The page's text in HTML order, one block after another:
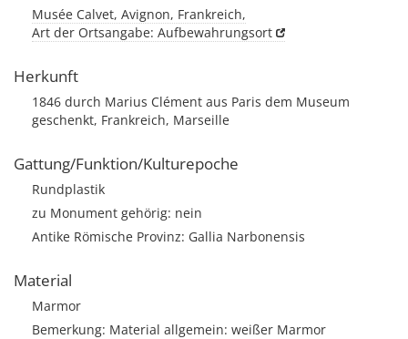
Musée Calvet, Avignon, Frankreich,
Art der Ortsangabe: Aufbewahrungsort
Herkunft
1846 durch Marius Clément aus Paris dem Museum
geschenkt, Frankreich, Marseille
Gattung/Funktion/Kulturepoche
Rundplastik
zu Monument gehörig: nein
Antike Römische Provinz: Gallia Narbonensis
Material
Marmor
Bemerkung: Material allgemein: weißer Marmor